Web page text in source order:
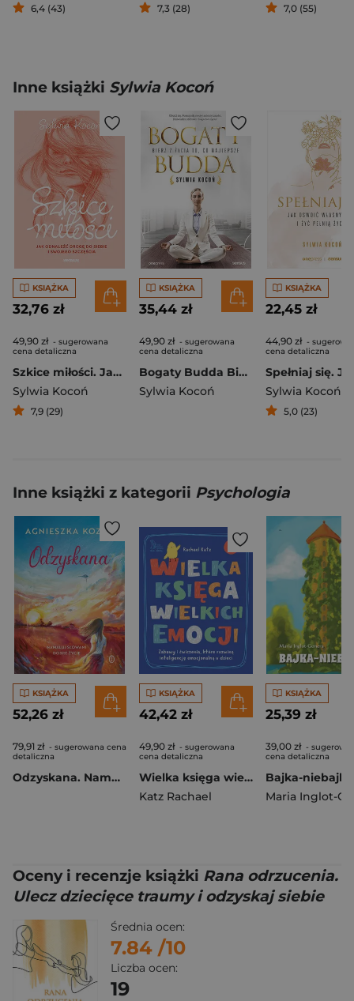
6,4 (43) 7,3 (28) 7,0 (55)
Inne książki Sylwia Kocoń
KSIĄŻKA
32,76 zł
49,90 zł - sugerowana
cena detaliczna
Szkice miłości. Jak odnaleźć drogę do siebie i swojego szczęścia
Sylwia Kocoń
7,9 (29)
KSIĄŻKA
35,44 zł
49,90 zł - sugerowana
cena detaliczna
Bogaty Budda Bierz z życia to, co najlepsze
Sylwia Kocoń
KSIĄŻKA
22,45 zł
44,90 zł -
cena detaliczna
Sylwia Kocoń
5,0 (23)
Inne książki z kategorii Psychologia
KSIĄŻKA
52,26 zł
79,91 zł - sugerowana cena
detaliczna
Odzyskana. Namaluj słowami dobre życie
KSIĄŻKA
42,42 zł
49,90 zł - sugerowana
cena detaliczna
Wielka księga wielkich emocji. Zabawy i ćwiczenia, które rozwiną inteligencję emocjonalną u dzieci
Katz Rachael
KSIĄŻKA
25,39 zł
39,00 zł -
cena detaliczna
Bajka-niebajka
Maria Inglot-
Oceny i recenzje książki Rana odrzucenia.
Ulecz dziecięce traumy i odzyskaj siebie
Średnia ocen:
7.84 /10
Liczba ocen:
19